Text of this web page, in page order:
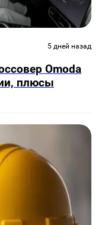
5 дней назад
Omoda
плюсы